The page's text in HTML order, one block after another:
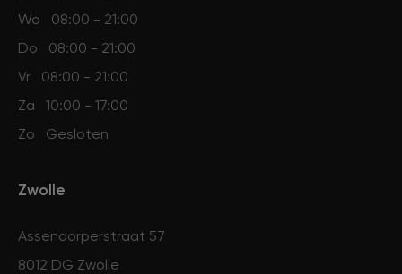
Wo
08:00 - 21:00
Do
08:00 - 21:00
Vr
08:00 - 21:00
Za
10:00 - 17:00
Zo
Gesloten
Zwolle
Assendorperstraat 57
8012 DG Zwolle